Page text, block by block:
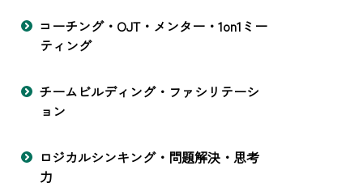
コーチング・OJT・メンター・1on1ミー
ティング
チームビルディング・ファシリテーシ
ョン
ロジカルシンキング・問題解決・思考
力